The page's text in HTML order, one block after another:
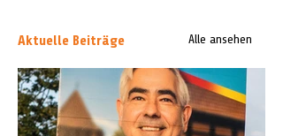
Aktuelle Beiträge Alle ansehen